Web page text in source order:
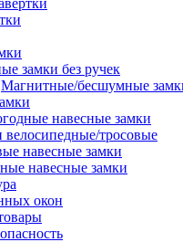
замки без ручек
Магнитные/бесшумные
навесные замки
велосипедные/тросовые
навесные замки
навесные замки
окон